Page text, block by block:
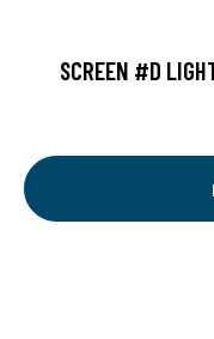
SCREEN #D